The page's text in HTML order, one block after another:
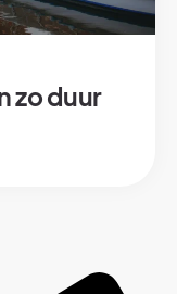
zo duur